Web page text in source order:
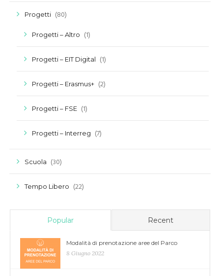
Progetti (80)
Progetti – Altro (1)
Progetti – EIT Digital (1)
Progetti – Erasmus+ (2)
Progetti – FSE (1)
Progetti – Interreg (7)
Scuola (30)
Tempo Libero (22)
Popular Recent
Modalità di prenotazione aree del Parco
8 Giugno 2022